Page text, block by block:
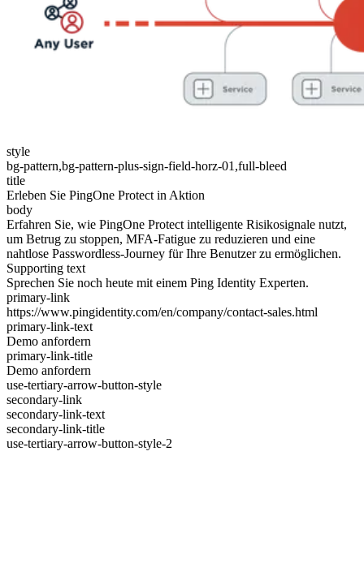
style
bg-pattern,bg-pattern-plus-sign-field-horz-01,full-bleed
title
Erleben Sie PingOne Protect in Aktion
body
Erfahren Sie, wie PingOne Protect intelligente Risikosignale nutzt,
um Betrug zu stoppen, MFA-Fatigue zu reduzieren und eine
nahtlose Passwordless-Journey für Ihre Benutzer zu ermöglichen.
Supporting text
Sprechen Sie noch heute mit einem Ping Identity Experten.
primary-link
https://www.pingidentity.com/en/company/contact-sales.html
primary-link-text
Demo anfordern
primary-link-title
Demo anfordern
use-tertiary-arrow-button-style
secondary-link
secondary-link-text
secondary-link-title
use-tertiary-arrow-button-style-2